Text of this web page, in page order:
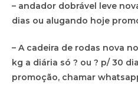
– andador dobrável leve
dias ou alugando hoje
– A cadeira de rodas nova
kg a diária só ? ou ? p/ 30
promoção, chamar